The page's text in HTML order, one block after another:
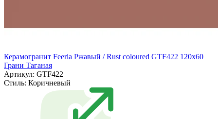
Керамогранит Feeria Ржавый / Rust coloured GTF422 120х60
Грани Таганая
Артикул: GTF422
Стиль: Коричневый